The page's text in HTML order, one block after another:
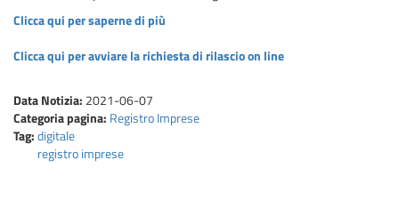
Clicca qui per saperne di più
Clicca qui per avviare la richiesta di rilascio on line
Data Notizia: 2021-06-07
Categoria pagina: Registro Imprese
Tag:digitale
registro imprese